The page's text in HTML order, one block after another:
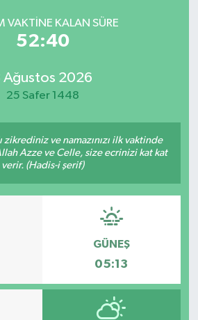
VAKTINE KALAN SÜRE
52:40
Ağustos 2026
25 Safer 1448
zikrediniz ve namazınızı ilk vaktinde
Azze ve Celle, size ecrinizi kat kat
verir. (Hadis-i şerif)
GÜNEŞ
05:13